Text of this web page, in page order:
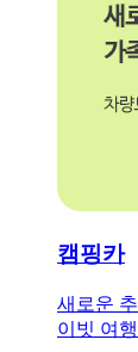
캠핑카
새로운
이빗 여행